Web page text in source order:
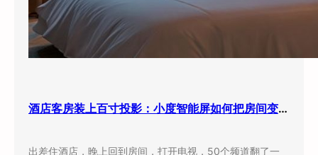
酒店客房装上百寸投影：小度智能屏如何把房间变成”第三空间”
出差住酒店，晚上回到房间，打开电视，50个频道翻了一